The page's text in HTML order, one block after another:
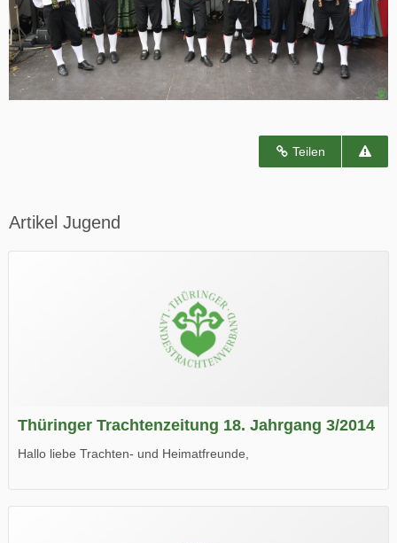
Teilen
Artikel Jugend
Thüringer Trachtenzeitung 18. Jahrgang 3/2014
Hallo liebe Trachten- und Heimatfreunde,
Wir wünschen Euch viel Spaß beim Lesen.